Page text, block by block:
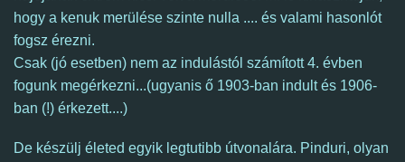
hogy a kenuk merülése szinte nulla .... és valami hasonlót
fogsz érezni.
Csak (jó esetben) nem az indulástól számított 4. évben
fogunk megérkezni...(ugyanis ő 1903-ban indult és 1906-
ban (!) érkezett....)
De készülj életed egyik legtutibb útvonalára. Pinduri, olyan